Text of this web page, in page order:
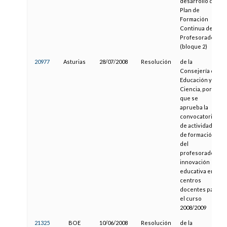
Plan de
Formación
Continua del
Profesorado
(bloque 2)
20977 Asturias 28/07/2008 Resolución
de la
Consejería de
Educación y
Ciencia, por la
que se
aprueba la
convocatoria
de actividades
de formación
del
profesorado e
innovación
educativa en
centros
docentes para
el curso
2008/2009
21325 BOE 10/06/2008 Resolución
de la